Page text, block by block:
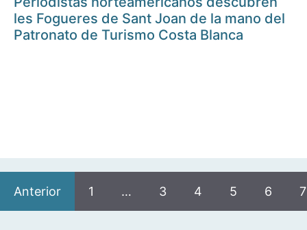
les Fogueres de Sant Joan de la mano del
Patronato de Turismo Costa Blanca
Anterior 1 … 3 4 5 6 7